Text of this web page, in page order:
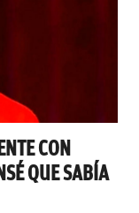
CON
QUE SABÍA